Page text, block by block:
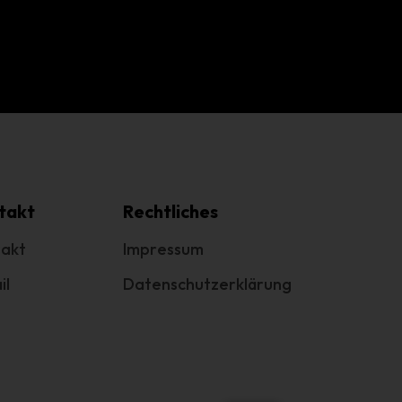
Rechtliches
Impressum
Datenschutzerklärung